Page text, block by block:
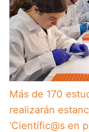
Más de 170
realizarán
‘Científic@s en